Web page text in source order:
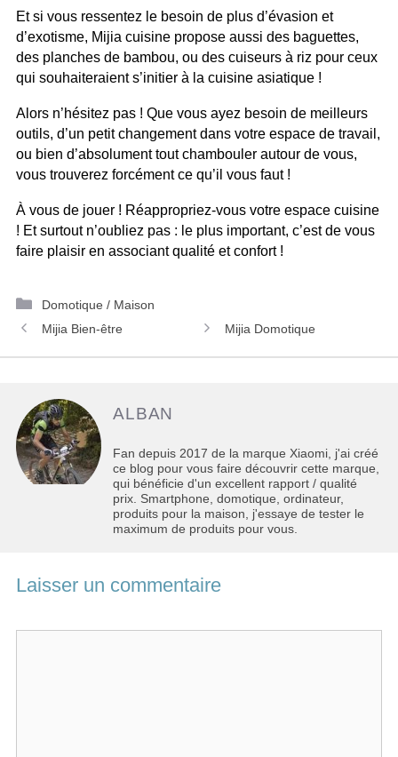
Et si vous ressentez le besoin de plus d’évasion et
d’exotisme, Mijia cuisine propose aussi des baguettes,
des planches de bambou, ou des cuiseurs à riz pour ceux
qui souhaiteraient s’initier à la cuisine asiatique !
Alors n’hésitez pas ! Que vous ayez besoin de meilleurs
outils, d’un petit changement dans votre espace de travail,
ou bien d’absolument tout chambouler autour de vous,
vous trouverez forcément ce qu’il vous faut !
À vous de jouer ! Réappropriez-vous votre espace cuisine
! Et surtout n’oubliez pas : le plus important, c’est de vous
faire plaisir en associant qualité et confort !
Catégories
Domotique / Maison
Navigation
Mijia Bien-être Mijia Domotique
ALBAN
Fan depuis 2017 de la marque Xiaomi, j'ai créé
ce blog pour vous faire découvrir cette marque,
qui bénéficie d'un excellent rapport / qualité
prix. Smartphone, domotique, ordinateur,
produits pour la maison, j'essaye de tester le
maximum de produits pour vous.
Laisser un commentaire